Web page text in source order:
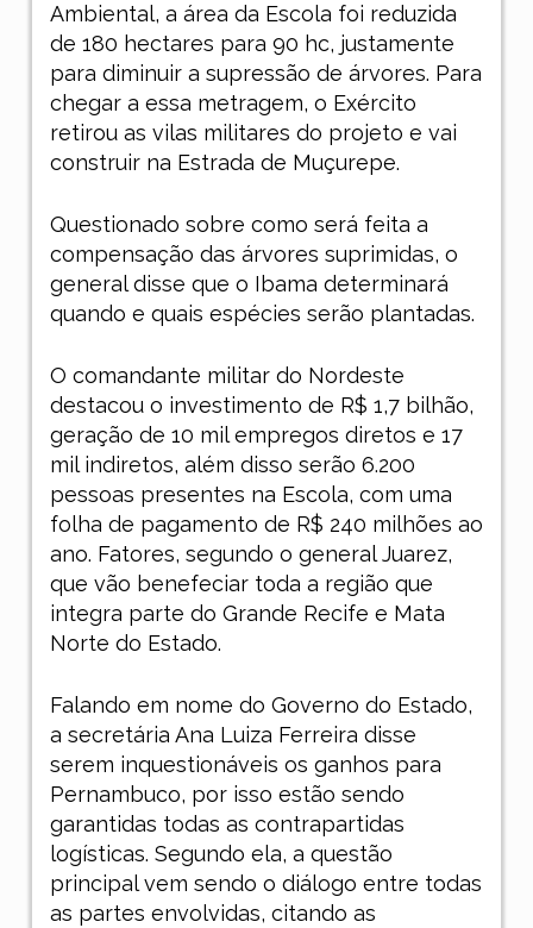
Ambiental, a área da Escola foi reduzida
de 180 hectares para 90 hc, justamente
para diminuir a supressão de árvores. Para
chegar a essa metragem, o Exército
retirou as vilas militares do projeto e vai
construir na Estrada de Muçurepe.
Questionado sobre como será feita a
compensação das árvores suprimidas, o
general disse que o Ibama determinará
quando e quais espécies serão plantadas.
O comandante militar do Nordeste
destacou o investimento de R$ 1,7 bilhão,
geração de 10 mil empregos diretos e 17
mil indiretos, além disso serão 6.200
pessoas presentes na Escola, com uma
folha de pagamento de R$ 240 milhões ao
ano. Fatores, segundo o general Juarez,
que vão benefeciar toda a região que
integra parte do Grande Recife e Mata
Norte do Estado.
Falando em nome do Governo do Estado,
a secretária Ana Luiza Ferreira disse
serem inquestionáveis os ganhos para
Pernambuco, por isso estão sendo
garantidas todas as contrapartidas
logísticas. Segundo ela, a questão
principal vem sendo o diálogo entre todas
as partes envolvidas, citando as